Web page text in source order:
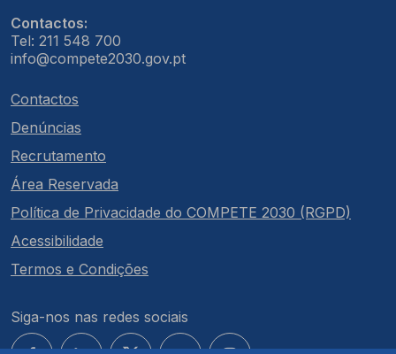
Contactos:
Tel: 211 548 700
info@compete2030.gov.pt
Contactos
Denúncias
Recrutamento
Área Reservada
Política de Privacidade do COMPETE 2030 (RGPD)
Acessibilidade
Termos e Condições
Siga-nos nas redes sociais